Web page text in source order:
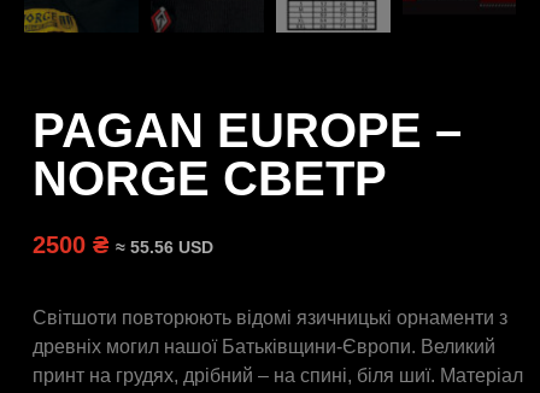
PAGAN EUROPE –
NORGE СВЕТР
2500 ₴ ≈ 55.56 USD
Світшоти повторюють відомі язичницькі орнаменти з
древніх могил нашої Батьківщини-Європи. Великий
принт на грудях, дрібний – на спині, біля шиї. Матеріал